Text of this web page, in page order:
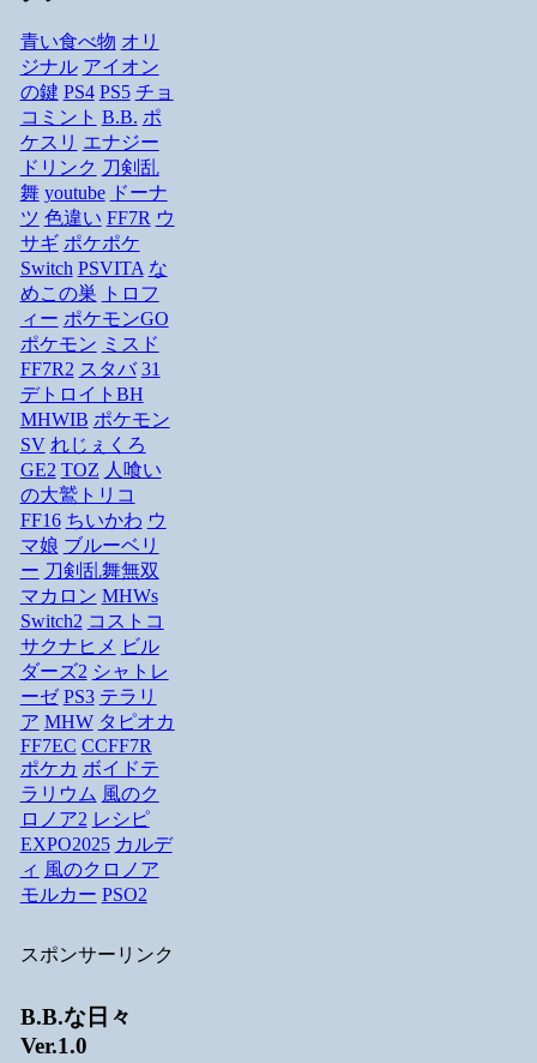
青い食べ物 オリ
ジナル アイオン
の鍵 PS4 PS5 チョ
コミント B.B. ポ
ケスリ エナジー
ドリンク 刀剣乱
舞 youtube ドーナ
ツ 色違い FF7R ウ
サギ ポケポケ
Switch PSVITA な
めこの巣
トロフ
ィー ポケモンGO
ポケモン ミスド
FF7R2 スタバ 31
デトロイトBH
MHWIB ポケモン
SV れじぇくろ
GE2 TOZ 人喰い
の大鷲トリコ
FF16 ちいかわ ウ
マ娘 ブルーベリ
ー 刀剣乱舞無双
マカロン MHWs
Switch2 コストコ
サクナヒメ ビル
ダーズ2 シャトレ
ーゼ PS3 テラリ
ア MHW タピオカ
FF7EC CCFF7R
ポケカ ボイドテ
ラリウム 風のク
ロノア2 レシピ
EXPO2025 カルデ
ィ 風のクロノア
モルカー PSO2
スポンサーリンク
B.B.な日々
Ver.1.0